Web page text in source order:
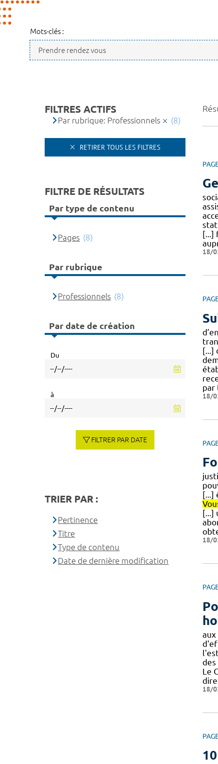
Mots-clés :
[...]
18/
[...]
par
18/
[...]
[...]
18/
Le
18/
FILTRES ACTIFS
Par rubrique: Professionnels (8)
RETIRER TOUS LES FILTRES
FILTRE DE RÉSULTATS
Par type de contenu
Pages (8)
Par rubrique
Professionnels (8)
Par date de création
Du
à
FILTRER PAR DATE
TRIER PAR :
Pertinence
Titre
Type de contenu
Date de dernière modification